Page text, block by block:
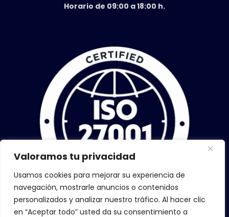
Valoramos tu privacidad
Usamos cookies para mejorar su experiencia de
navegación, mostrarle anuncios o contenidos
personalizados y analizar nuestro tráfico. Al hacer clic
en “Aceptar todo” usted da su consentimiento a
Horario de 09:00 a 18:00 h.